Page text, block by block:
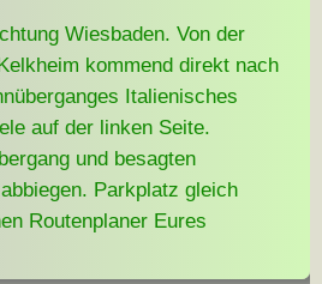
Wiesbaden. Von der
kommend direkt nach
Italienisches
auf der linken Seite.
und besagten
Parkplatz gleich
Routenplaner Eures